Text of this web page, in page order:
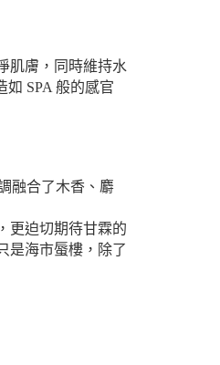
肌膚，同時維持水
SPA 般的感官
融合了木香、麝
更迫切期待甘霖的
是海市蜃樓，除了